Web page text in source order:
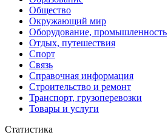
Общество
Окружающий мир
Оборудование, промышленность
Отдых, путешествия
Спорт
Связь
Справочная информация
Строительство и ремонт
Транспорт, грузоперевозки
Товары и услуги
Статистика